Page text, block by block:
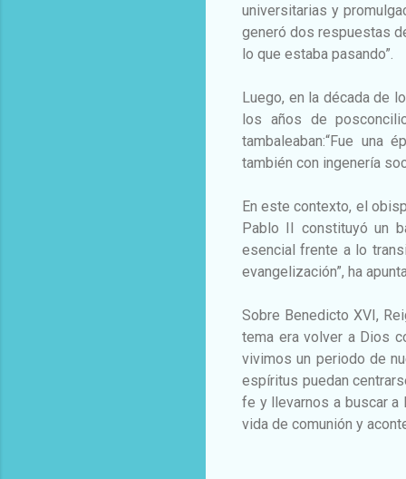
universitarias y
generó dos respuestas
lo que estaba pasando”.
Luego, en la década de
los años de
tambaleaban:“Fue una
también con ingenería
En este contexto, el
Pablo II constituyó un
esencial frente a lo
evangelización”, ha
Sobre Benedicto XVI,
tema era volver a Dios
vivimos un periodo de
espíritus puedan
fe y llevarnos a buscar a
vida de comunión y